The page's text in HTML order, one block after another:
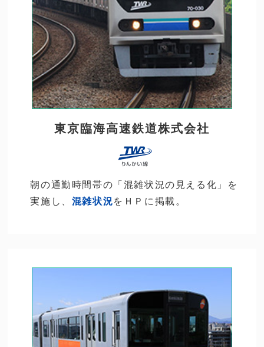
東京臨海高速鉄道株式会社
朝の通勤時間帯の「混雑状況の見える化」を
実施し、 混雑状況をＨＰに掲載。